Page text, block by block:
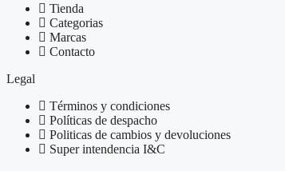
Tienda
Categorias
Marcas
Contacto
Legal
Términos y condiciones
Políticas de despacho
Politicas de cambios y devoluciones
Super intendencia I&C